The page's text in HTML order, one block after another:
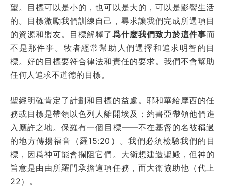
望。目標可以是小的，也可以是大的，可以是影響生活
的。目標激勵我們訓練自己，尋求讓我們完成所選項目
的資源和盟友。目標解釋了爲什麼我們致力於這件事而
不是那件事。牧者經常幫助人們選擇和追求明智的目
標。好的目標要符合律法和責任的要求。我們不會幫助
任何人追求不道德的目標。
聖經明確肯定了計劃和目標的益處。耶和華給摩西的任
務或目標是帶領以色列人離開埃及；約書亞帶領他們進
入應許之地。保羅有一個目標——不在基督的名被稱過
的地方傳揚福音（羅15:20）。我們必須檢驗我們的目
標，因爲神可能會攔阻它們。大衛想建造聖殿，但神的
旨意是由由所羅門承擔這項任務，而大衛協助他（代上
22）。